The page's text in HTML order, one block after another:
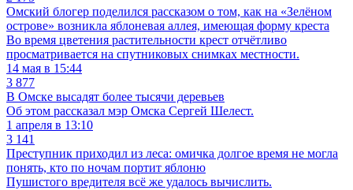
Омский блогер поделился рассказом о том, как на «Зелёном
острове» возникла яблоневая аллея, имеющая форму креста
Во время цветения растительности крест отчётливо
просматривается на спутниковых снимках местности.
14 мая в 15:44
3 877
В Омске высадят более тысячи деревьев
Об этом рассказал мэр Омска Сергей Шелест.
1 апреля в 13:10
3 141
Преступник приходил из леса: омичка долгое время не могла
понять, кто по ночам портит яблоню
Пушистого вредителя всё же удалось вычислить.